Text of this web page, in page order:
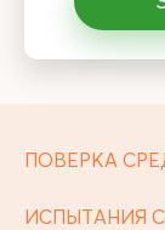
ПОВЕРКА
ИСПЫТАНИЯ